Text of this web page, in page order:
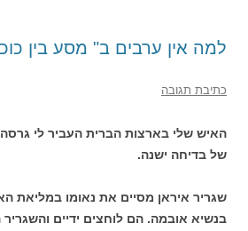
למה אין ערבים ב" מסע בין
כתיבת תגובה
האיש שלי בארצות הברית העביר לי
של בדיחה ישנה.
שגריר איראן מסיים את נאומו במליאת
בנשיא אובמה. הם לוחצים ידיים